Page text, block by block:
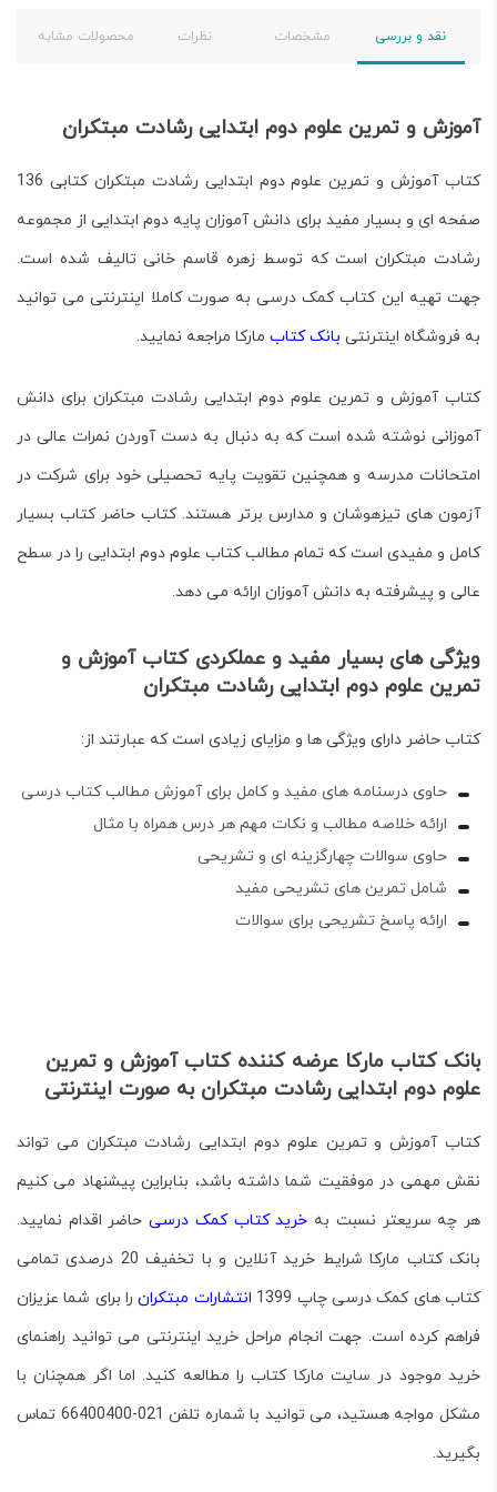
نقد و بررسی مشخصات نظرات محصولات مشابه
آموزش و تمرین علوم دوم ابتدایی رشادت مبتکران
کتابآموزش و تمرین علوم دوم ابتدایی رشادت مبتکران
کتابی 136
صفحه ای و بسیار مفید برای دانش آموزان پایه دوم ابتدایی از مجموعه
رشادت مبتکراناست که توسط زهره قاسم خانی تالیف شده است.
جهت تهیه این کتاب کمک درسی به صورت کاملا اینترنتی می توانید
به فروشگاه اینترنتی بانک کتاب مارکا مراجعه نمایید.
کتابآموزش و تمرین علوم دوم ابتدایی رشادت مبتکران برای دانش
آموزانی نوشته شده است که به دنبال به دست آوردن نمرات عالی در
امتحانات مدرسه و همچنین تقویت پایه تحصیلی خود برای شرکت در
آزمون های تیزهوشان و مدارس برتر هستند. کتاب حاضر کتاب بسیار
کامل و مفیدی است که تمام مطالب کتاب علوم دوم ابتدایی را در سطح
عالی و پیشرفته به دانش آموزان ارائه می دهد.
ویژگی های بسیار مفید و عملکردی کتاب آموزش و
تمرین علوم دوم ابتدایی رشادت مبتکران
کتاب حاضر دارای ویژگی ها و مزایای زیادی است که عبارتند از:
حاوی درسنامه های مفید و کامل برای آموزش مطالب کتاب درسی
ارائه خلاصه مطالب و نکات مهم هر درس همراه با مثال
حاوی سوالات چهارگزینه ای و تشریحی
شامل تمرین های تشریحی مفید
ارائه پاسخ تشریحی برای سوالات
بانک کتاب مارکا عرضه کننده کتاب آموزش و تمرین
علوم دوم ابتدایی رشادت مبتکران به صورت اینترنتی
کتابآموزش و تمرین علوم دوم ابتدایی رشادت مبتکران می تواند
نقش مهمی در موفقیت شما داشته باشد، بنابراین پیشنهاد می کنیم
هر چه سریعتر نسبت به خرید کتاب کمک درسیحاضر اقدام نمایید.
بانک کتاب مارکا شرایط خرید آنلاین و با تخفیف 20 درصدی تمامی
کتاب های کمک درسی چاپ 1399
انتشارات مبتکرانرا برای شما عزیزان
فراهم کرده است. جهت انجام مراحل خرید اینترنتی می توانید راهنمای
خرید موجود در سایت مارکا کتاب را مطالعه کنید. اما اگر همچنان با
مشکل مواجه هستید، می توانید با شماره تلفن 021-66400400 تماس
بگیرید.